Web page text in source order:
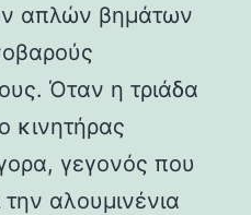
απλών βημάτων
Όταν η τριάδα
κινητήρας
γεγονός που
αλουμινένια